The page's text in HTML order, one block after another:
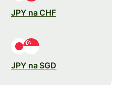
JPY na CHF
JPY na SGD